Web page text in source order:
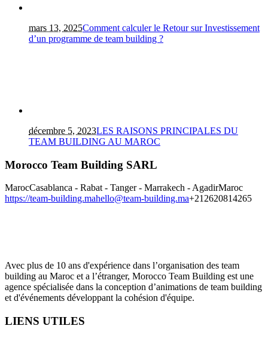
mars 13, 2025Comment calculer le Retour sur Investissement
d’un programme de team building ?
décembre 5, 2023LES RAISONS PRINCIPALES DU
TEAM BUILDING AU MAROC
Morocco Team Building SARL
MarocCasablanca - Rabat - Tanger - Marrakech - AgadirMaroc
https://team-building.mahello@team-building.ma+212620814265
Avec plus de 10 ans d'expérience dans l’organisation des team
building au Maroc et a l’étranger, Morocco Team Building est une
agence spécialisée dans la conception d’animations de team building
et d'événements développant la cohésion d'équipe.
LIENS UTILES